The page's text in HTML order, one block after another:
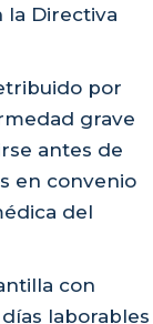
la Directiva
por
grave
antes de
en convenio
del
con
laborables